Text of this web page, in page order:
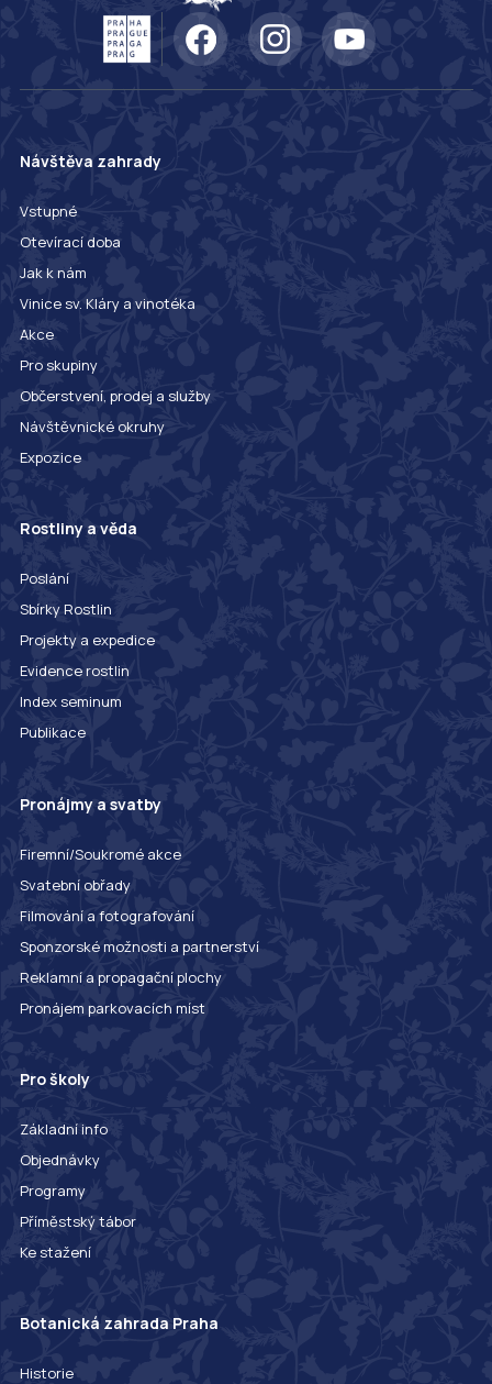
Návštěva zahrady
Vstupné
Otevírací doba
Jak k nám
Vinice sv. Kláry a vinotéka
Akce
Pro skupiny
Občerstvení, prodej a služby
Návštěvnické okruhy
Expozice
Rostliny a věda
Poslání
Sbírky Rostlin
Projekty a expedice
Evidence rostlin
Index seminum
Publikace
Pronájmy a svatby
Firemní/Soukromé akce
Svatební obřady
Filmování a fotografování
Sponzorské možnosti a partnerství
Reklamní a propagační plochy
Pronájem parkovacích míst
Pro školy
Základní info
Objednávky
Programy
Příměstský tábor
Ke stažení
Botanická zahrada Praha
Historie